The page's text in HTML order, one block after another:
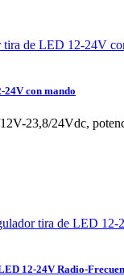
con mando
23,8/24Vdc,
12-24V Radio-